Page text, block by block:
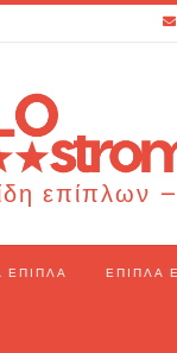
ΈΠΙΠΛΑ ΈΠΙΠΛΑ